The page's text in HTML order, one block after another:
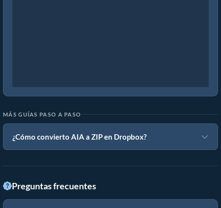
MÁS GUÍAS PASO A PASO
¿Cómo convierto AIA a ZIP en Dropbox?
Preguntas frecuentes